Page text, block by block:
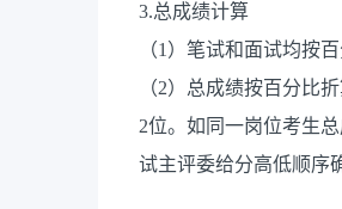
3.总成绩计算
（1）笔试和面试均按
（2）总成绩按百分比
2位。如同一岗位考生
试主评委给分高低顺序